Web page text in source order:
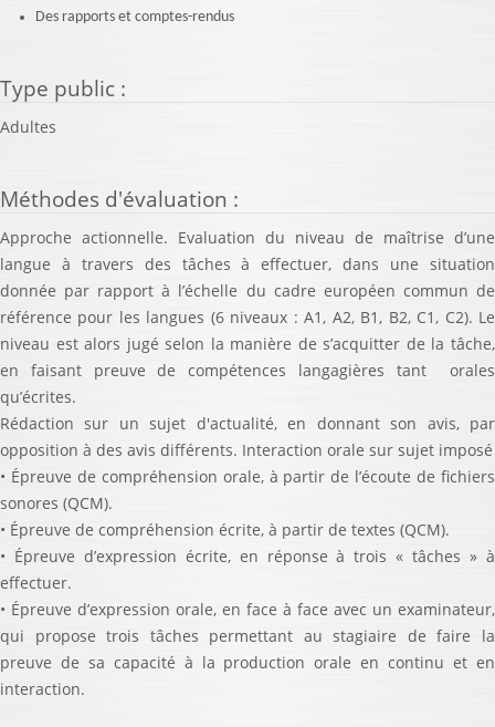
Des rapports et comptes-rendus
Type public :
Adultes
Méthodes d'évaluation :
Approche actionnelle. Evaluation du niveau de maîtrise d’une
langue à travers des tâches à effectuer, dans une situation
donnée par rapport à l’échelle du cadre européen commun de
référence pour les langues (6 niveaux : A1, A2, B1, B2, C1, C2). Le
niveau est alors jugé selon la manière de s’acquitter de la tâche,
en faisant preuve de compétences langagières tant orales
qu’écrites.
Rédaction sur un sujet d'actualité, en donnant son avis, par
opposition à des avis différents. Interaction orale sur sujet imposé
• Épreuve de compréhension orale, à partir de l’écoute de fichiers
sonores (QCM).
• Épreuve de compréhension écrite, à partir de textes (QCM).
• Épreuve d’expression écrite, en réponse à trois « tâches » à
effectuer.
• Épreuve d’expression orale, en face à face avec un examinateur,
qui propose trois tâches permettant au stagiaire de faire la
preuve de sa capacité à la production orale en continu et en
interaction.